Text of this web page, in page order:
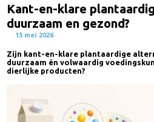
Kant-en-klare
duurzaam en gezond?
Zijn kant-en-klare plantaardige
duurzaam én volwaardig